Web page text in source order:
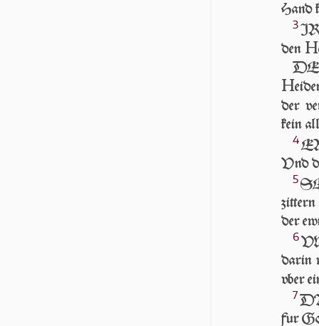
Hand
3IR
den H
H
der
kein
4
Vnd
5
zit­tern
der
6
da­rin
vber
7
fur